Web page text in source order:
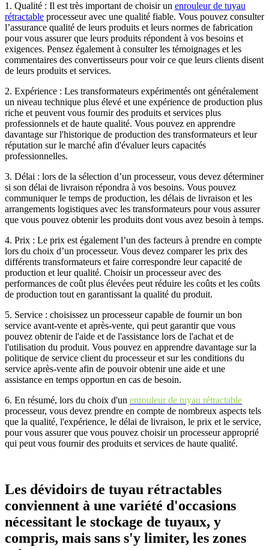
1. Qualité : Il est très important de choisir un enrouleur de tuyau
rétractable processeur avec une qualité fiable. Vous pouvez consulter
l’assurance qualité de leurs produits et leurs normes de fabrication
pour vous assurer que leurs produits répondent à vos besoins et
exigences. Pensez également à consulter les témoignages et les
commentaires des convertisseurs pour voir ce que leurs clients disent
de leurs produits et services.
2. Expérience : Les transformateurs expérimentés ont généralement
un niveau technique plus élevé et une expérience de production plus
riche et peuvent vous fournir des produits et services plus
professionnels et de haute qualité. Vous pouvez en apprendre
davantage sur l'historique de production des transformateurs et leur
réputation sur le marché afin d'évaluer leurs capacités
professionnelles.
3. Délai : lors de la sélection d’un processeur, vous devez déterminer
si son délai de livraison répondra à vos besoins. Vous pouvez
communiquer le temps de production, les délais de livraison et les
arrangements logistiques avec les transformateurs pour vous assurer
que vous pouvez obtenir les produits dont vous avez besoin à temps.
4. Prix ​​: Le prix est également l’un des facteurs à prendre en compte
lors du choix d’un processeur. Vous devez comparer les prix des
différents transformateurs et faire correspondre leur capacité de
production et leur qualité. Choisir un processeur avec des
performances de coût plus élevées peut réduire les coûts et les coûts
de production tout en garantissant la qualité du produit.
5. Service : choisissez un processeur capable de fournir un bon
service avant-vente et après-vente, qui peut garantir que vous
pouvez obtenir de l'aide et de l'assistance lors de l'achat et de
l'utilisation du produit. Vous pouvez en apprendre davantage sur la
politique de service client du processeur et sur les conditions du
service après-vente afin de pouvoir obtenir une aide et une
assistance en temps opportun en cas de besoin.
6. En résumé, lors du choix d'un enrouleur de tuyau rétractable
processeur, vous devez prendre en compte de nombreux aspects tels
que la qualité, l'expérience, le délai de livraison, le prix et le service,
pour vous assurer que vous pouvez choisir un processeur approprié
qui peut vous fournir des produits et services de haute qualité.
Les dévidoirs de tuyau rétractables
conviennent à une variété d'occasions
nécessitant le stockage de tuyaux, y
compris, mais sans s'y limiter, les zones